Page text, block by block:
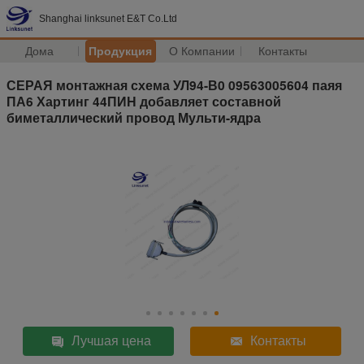
Shanghai linksunet E&T Co.Ltd
Дома Продукция О Компании Контакты
СЕРАЯ монтажная схема УЛ94-В0 09563005604 паяя
ПА6 Хартинг 44ПИН добавляет составной
биметаллический провод Мульти-ядра
Лучшая цена Контакты